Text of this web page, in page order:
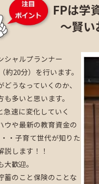
FPは学
～賢
シャルプランナー
約20分）を行います。
うなっていくのか、
多いと思います。
速に変化していく
ウや最新の教育資金の
・子育て世代が知りた
説します！！
歓迎。
蓄のこと保険のことな